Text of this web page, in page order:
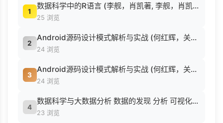
1
数据科学中的R语言 (李舰，肖凯著, 李舰，肖凯著；吴喜之审校, Pdg2Pic).pdf
25 浏览
2
Android源码设计模式解析与实战 (何红辉，关爱民著, 何红辉, 关爱民著, 何红辉, 关爱民).pdf
24 浏览
3
Android源码设计模式解析与实战 (何红辉，关爱民著, 何红辉, 关爱民著, 何红辉, 关爱民).pdf
24 浏览
4
数据科学与大数据分析 数据的发现 分析 可视化与表示 ( etc.).epub
23 浏览